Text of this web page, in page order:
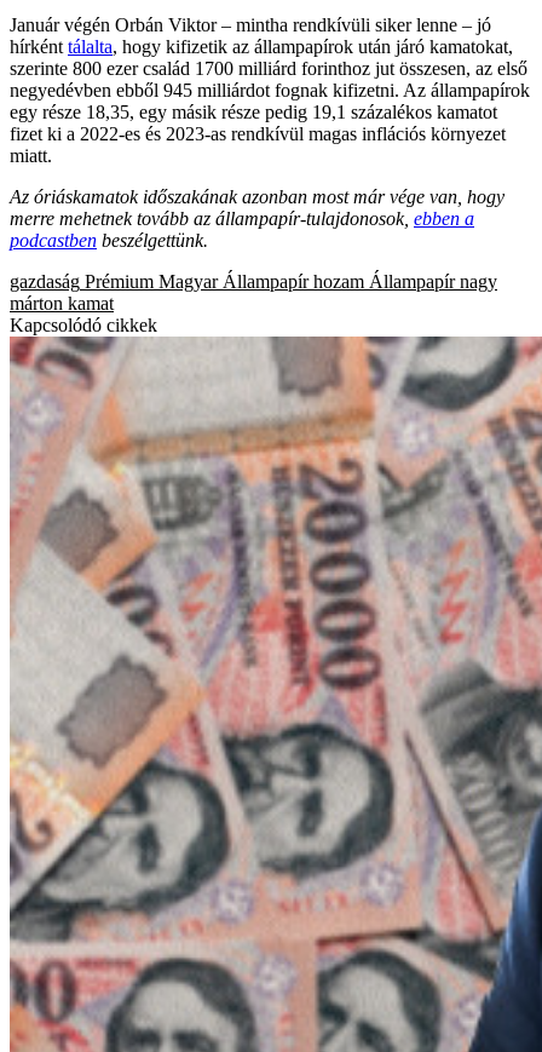
Január végén Orbán Viktor – mintha rendkívüli siker lenne – jó
hírként tálalta, hogy kifizetik az állampapírok után járó kamatokat,
szerinte 800 ezer család 1700 milliárd forinthoz jut összesen, az első
negyedévben ebből 945 milliárdot fognak kifizetni. Az állampapírok
egy része 18,35, egy másik része pedig 19,1 százalékos kamatot
fizet ki a 2022-es és 2023-as rendkívül magas inflációs környezet
miatt.
Az óriáskamatok időszakának azonban most már vége van, hogy
merre mehetnek tovább az állampapír-tulajdonosok, ebben a
podcastben beszélgettünk.
gazdaság Prémium Magyar Állampapír hozam Állampapír nagy
márton kamat
Kapcsolódó cikkek